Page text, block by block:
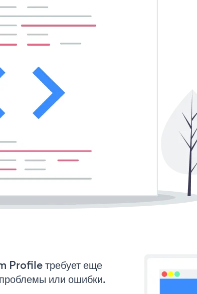
Profile требует еще
или ошибки.